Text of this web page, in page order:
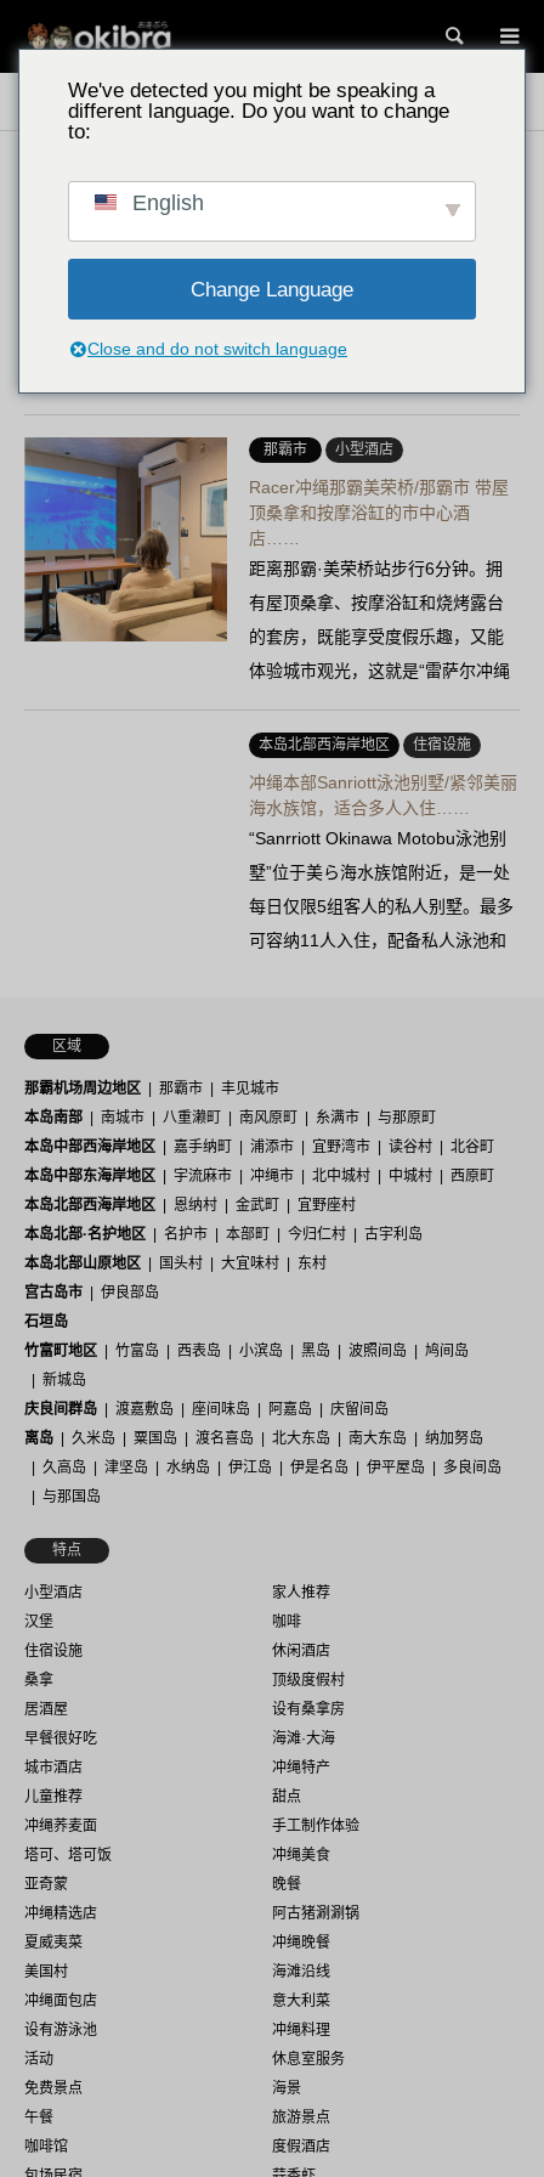
搜索
冲绳景点 大型团体住宿
今归仁村 家人推荐
泳池别墅 古宇利岛/冲绳县今归仁村
客房直通泳池与绝美景观……
利岛 by Cordio Smart Resort”。所
有客房的露台均直接通往全长142米
的非凡体验……
那霸市 小型酒店
Racer冲绳那霸美荣桥/那霸市 带屋
顶桑拿和按摩浴缸的市中心酒
店……
距离那霸·美荣桥站步行6分钟。拥
有屋顶桑拿、按摩浴缸和烧烤露台
的套房，既能享受度假乐趣，又能
体验城市观光，这就是“雷萨尔冲绳
那霸美荣桥”。配备适合长期住宿的
厨房……
本岛北部西海岸地区 住宿设施
冲绳本部Sanriott泳池别墅/紧邻美丽
海水族馆，适合多人入住……
“Sanrriott Okinawa Motobu泳池别
墅”位于美ら海水族馆附近，是一处
每日仅限5组客人的私人别墅。最多
可容纳11人入住，配备私人泳池和
区域
那霸机场周边地区 那霸市
丰见城市
本岛南部
南城市 八重濑町 南风原町 糸满市
与那原町
本岛中部西海岸地区
嘉手纳町 浦添市 宜野湾市 读谷村
北谷町
本岛中部东海岸地区
宇流麻市 冲绳市 北中城村 中城村
西原町
本岛北部西海岸地区
恩纳村 金武町
宜野座村
本岛北部·名护地区
名护市 本部町 今归仁村
古宇利岛
本岛北部山原地区
国头村 大宜味村
东村
宫古岛市
伊良部岛
石垣岛
竹富町地区
竹富岛 西表岛 小滨岛 黑岛 波照间岛
鸠间岛
新城岛
庆良间群岛
渡嘉敷岛 座间味岛 阿嘉岛
庆留间岛
离岛
久米岛 粟国岛 渡名喜岛 北大东岛 南大东岛
纳加努岛
久高岛
津坚岛 水纳岛 伊江岛 伊是名岛 伊平屋岛
多良间岛
与那国岛
特点
小型酒店
家人推荐
汉堡
咖啡
住宿设施
休闲酒店
桑拿
顶级度假村
居酒屋
设有桑拿房
早餐很好吃
海滩·大海
城市酒店
冲绳特产
儿童推荐
甜点
冲绳荞麦面
手工制作体验
塔可、塔可饭
冲绳美食
亚奇蒙
晚餐
冲绳精选店
阿古猪涮涮锅
夏威夷菜
冲绳晚餐
美国村
海滩沿线
冲绳面包店
意大利菜
设有游泳池
冲绳料理
活动
休息室服务
免费景点
海景
午餐
旅游景点
咖啡馆
度假酒店
We've detected you might be speaking a
different language. Do you want to change
to:
English
Change Language
Close and do not switch language